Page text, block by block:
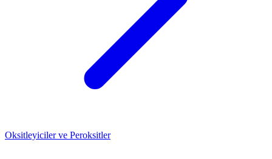
Oksitleyiciler ve Peroksitler